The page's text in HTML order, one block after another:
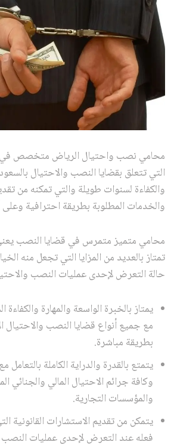
محامي نصب واحتيال الرياض متخصص في
التي تتعلق بقضايا النصب والاحتيال
والكفاءة لسنوات طويلة والتي تمكنه من
والخدمات المطلوبة بطريقة احترافية
محامي متميز متمرس في قضايا النصب
تمتاز بالعديد من المزايا التي تجعل منه
حالة التعرض لإحدى عمليات النصب
يمتاز بالخبرة الواسعة والمهارة والكفاءة
مع جميع أنواع قضايا النصب والاحتيال
بطريقة مباشرة.
يتمتع بالقدرة والدراية الكاملة
وكافة جرائم الاحتيال المالي والجنائي
والمؤسسات التجارية.
يتمكن من تقديم الاستشارات
فعله عند التعرض لإحدى عمليات النصب